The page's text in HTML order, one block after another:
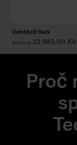
Dumbbell Rack
As low as 33 980,00 Kč
Proč